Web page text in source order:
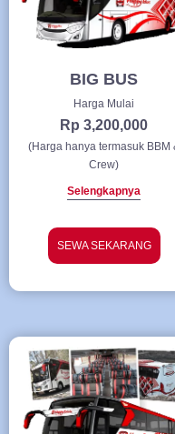
BIG BUS
Harga Mulai
Rp 3,200,000
(Harga hanya termasuk BBM
Crew)
Selengkapnya
SEWA SEKARANG